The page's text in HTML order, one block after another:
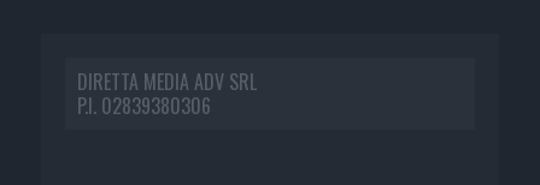
DIRETTA MEDIA ADV SRL
P.I. 02839380306